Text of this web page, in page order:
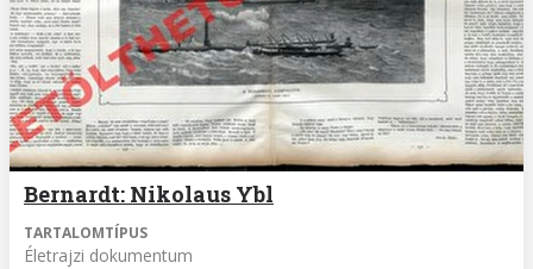
Bernardt: Nikolaus Ybl
TARTALOMTÍPUS
Életrajzi dokumentum